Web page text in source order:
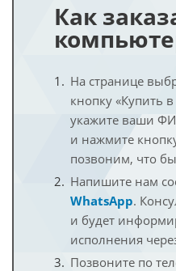
Как
На странице
кнопку «Купить
укажите ваши
и нажмите
позвоним, что
Напишите нам
WhatsApp.
и будет
исполнения
Позвоните по